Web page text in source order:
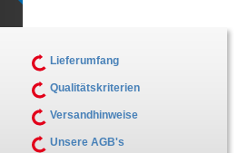
Lieferumfang
Qualitätskriterien
Versandhinweise
Unsere AGB's